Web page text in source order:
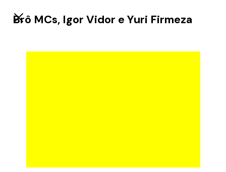
Brô MCs, Igor Vidor e Yuri Firmeza